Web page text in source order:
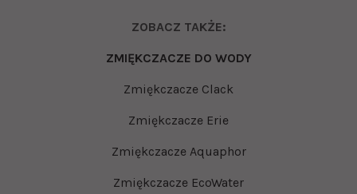
ZOBACZ TAKŻE:
ZMIĘKCZACZE DO WODY
Zmiękczacze Clack
Zmiękczacze Erie
Zmiękczacze Aquaphor
Zmiękczacze EcoWater